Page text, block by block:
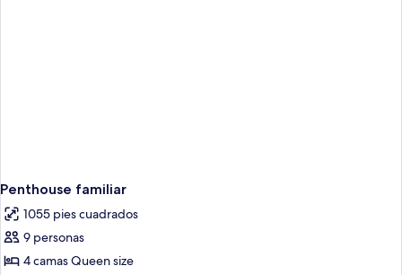
Penthouse familiar
1055 pies cuadrados
9 personas
4 camas Queen size